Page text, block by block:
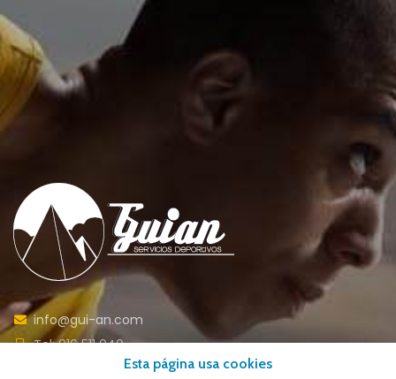
info@gui-an.com
Tel: 916 511 040
Whatsapp: 609 72 24 10Esta página usa cookies